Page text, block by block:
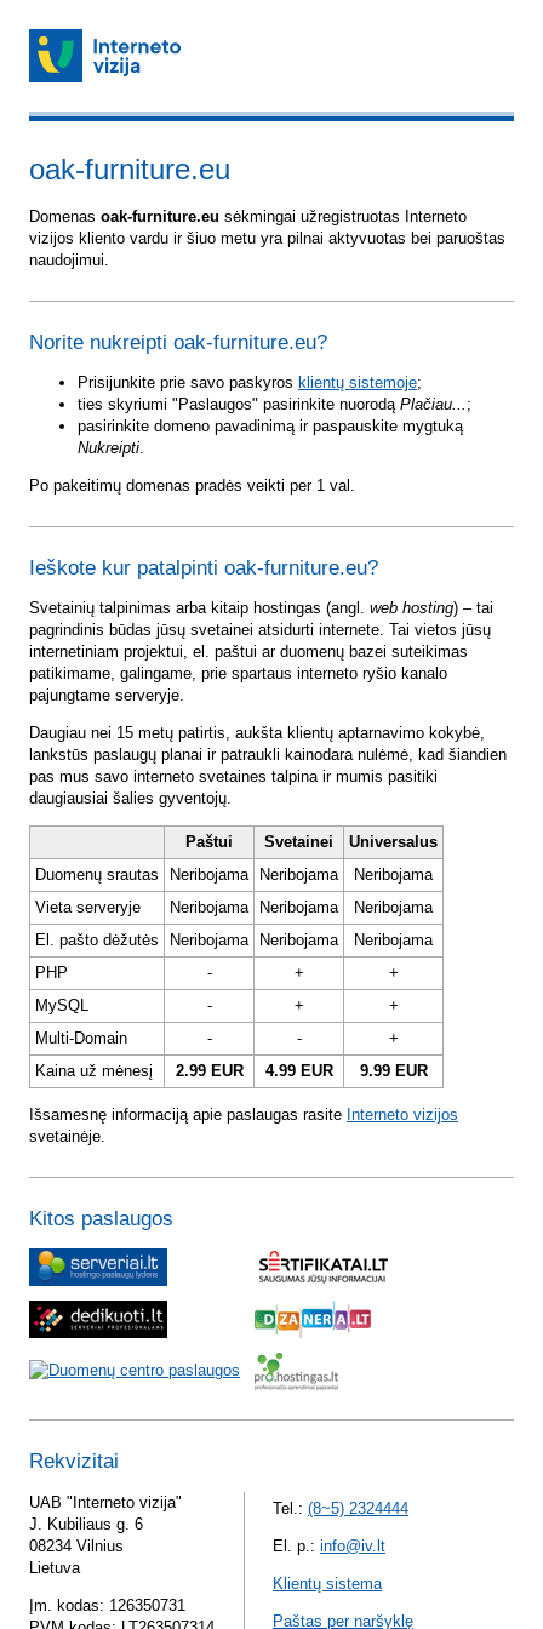
oak-furniture.eu
Domenas oak-furniture.eu sėkmingai užregistruotas Interneto
vizijos kliento vardu ir šiuo metu yra pilnai aktyvuotas bei paruoštas
naudojimui.
Norite nukreipti oak-furniture.eu?
Prisijunkite prie savo paskyros klientų sistemoje;
ties skyriumi "Paslaugos" pasirinkite nuorodą Plačiau... ;
pasirinkite domeno pavadinimą ir paspauskite mygtuką
Nukreipti.
Po pakeitimų domenas pradės veikti per 1 val.
Ieškote kur patalpinti oak-furniture.eu?
Svetainių talpinimas arba kitaip hostingas (angl. web hosting) – tai
pagrindinis būdas jūsų svetainei atsidurti internete. Tai vietos jūsų
internetiniam projektui, el. paštui ar duomenų bazei suteikimas
patikimame, galingame, prie spartaus interneto ryšio kanalo
pajungtame serveryje.
Daugiau nei 15 metų patirtis, aukšta klientų aptarnavimo kokybė,
lankstūs paslaugų planai ir patraukli kainodara nulėmė, kad šiandien
pas mus savo interneto svetaines talpina ir mumis pasitiki
daugiausiai šalies gyventojų.
Paštui Svetainei
Universalus
Duomenų srautas
Neribojama Neribojama
Neribojama
Vieta serveryje
Neribojama Neribojama
Neribojama
El. pašto dėžutės
Neribojama Neribojama
Neribojama
PHP
- +
+
MySQL
- +
+
Multi-Domain
- -
+
Kaina už mėnesį
2.99 EUR 4.99 EUR 9.99 EUR
Išsamesnę informaciją apie paslaugas rasite Interneto vizijos
svetainėje.
Kitos paslaugos
Rekvizitai
UAB "Interneto vizija"
J. Kubiliaus g. 6
08234 Vilnius
Lietuva
Įm. kodas: 126350731
Tel.: (8~5) 2324444
El. p.: info@iv.lt
Klientų sistema
Paštas per naršyklę